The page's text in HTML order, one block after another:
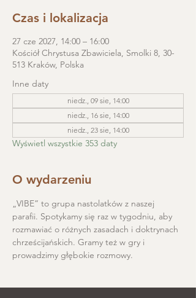
Czas i lokalizacja
27 cze 2027, 14:00 – 16:00
Kościół Chrystusa Zbawiciela, Smolki 8, 30-
513 Kraków, Polska
Inne daty
niedz., 09 sie, 14:00
niedz., 16 sie, 14:00
niedz., 23 sie, 14:00
Wyświetl wszystkie 353 daty
O wydarzeniu
„VIBE” to grupa nastolatków z naszej
parafii. Spotykamy się raz w tygodniu, aby
rozmawiać o różnych zasadach i doktrynach
chrześcijańskich. Gramy też w gry i
prowadzimy głębokie rozmowy.